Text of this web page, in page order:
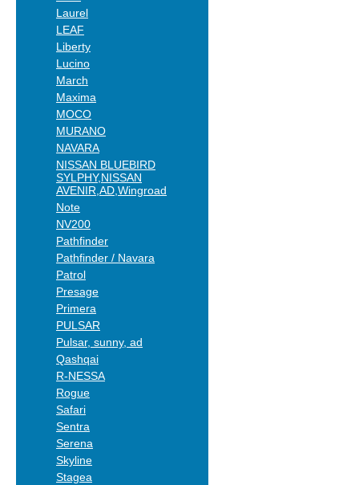
Laurel
LEAF
Liberty
Lucino
March
Maxima
MOCO
MURANO
NAVARA
NISSAN BLUEBIRD
SYLPHY,NISSAN
AVENIR,AD,Wingroad
Note
NV200
Pathfinder
Pathfinder / Navara
Patrol
Presage
Primera
PULSAR
Pulsar, sunny, ad
Qashqai
R-NESSA
Rogue
Safari
Sentra
Serena
Skyline
Stagea